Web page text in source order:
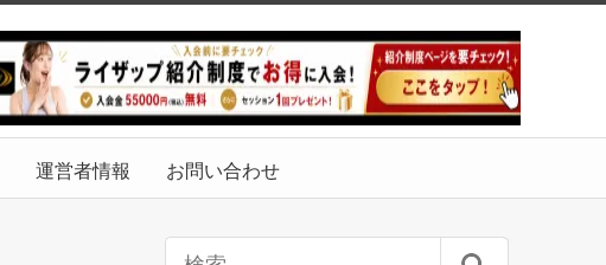
運営者情報 お問い合わせ